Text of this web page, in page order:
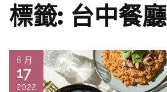
標籤: 台中餐廳
6 月
17
2022